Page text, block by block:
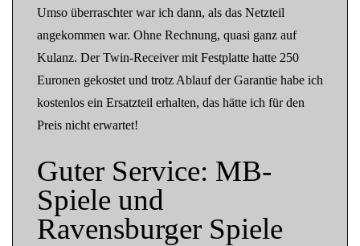
Umso überraschter war ich dann, als das Netzteil
angekommen war. Ohne Rechnung, quasi ganz auf
Kulanz. Der Twin-Receiver mit Festplatte hatte 250
Euronen gekostet und trotz Ablauf der Garantie habe ich
kostenlos ein Ersatzteil erhalten, das hätte ich für den
Preis nicht erwartet!
Guter Service: MB-
Spiele und
Ravensburger Spiele